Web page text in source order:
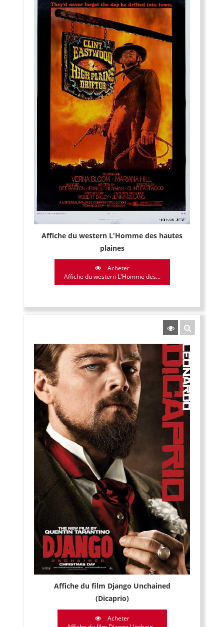
Affiche du western L'Homme des hautes
plaines
Acheter
Affiche du western L'Homme des...
Affiche du film Django Unchained
(Dicaprio)
Acheter